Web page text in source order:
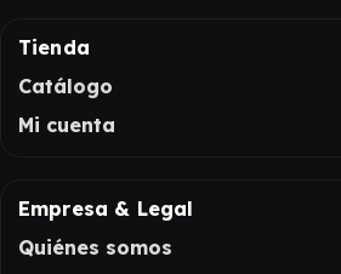
Tienda
Catálogo
Mi cuenta
Empresa & Legal
Quiénes somos